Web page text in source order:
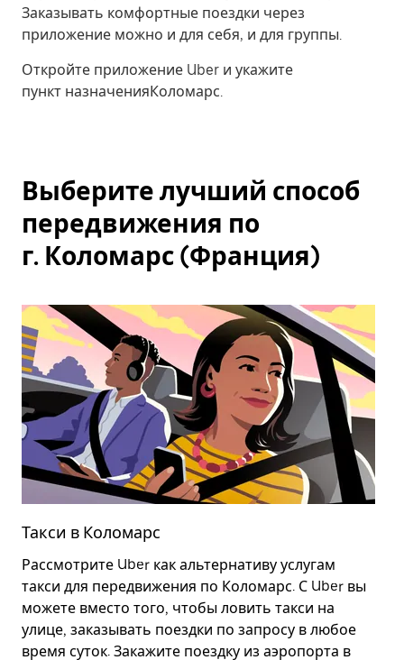
Заказывать комфортные поездки через
приложение можно и для себя, и для группы.
Откройте приложение Uber и укажите
пункт назначенияКоломарс.
Выберите лучший способ
передвижения по
г. Коломарс (Франция)
Такси в Коломарс
Рассмотрите Uber как альтернативу услугам
такси для передвижения по Коломарс. С Uber вы
можете вместо того, чтобы ловить такси на
улице, заказывать поездки по запросу в любое
время суток. Закажите поездку из аэропорта в